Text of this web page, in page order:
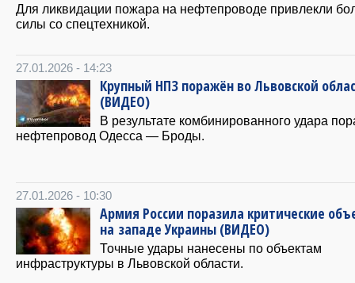
Для ликвидации пожара на нефтепроводе привлекли
силы со спецтехникой.
27.01.2026 - 14:23
Крупный НПЗ поражён во Львовской
(ВИДЕО)
В результате комбинированного удара
нефтепровод Одесса — Броды.
27.01.2026 - 10:30
Армия России поразила критические
на западе Украины (ВИДЕО)
Точные удары нанесены по объектам
инфраструктуры в Львовской области.